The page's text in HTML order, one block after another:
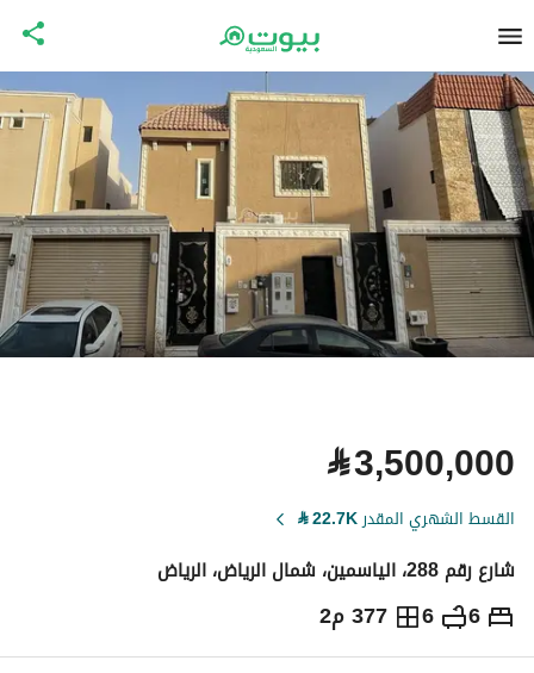
⃁3,500,000
القسط الشهري المقدر22.7K
⃁
شارع رقم 288، الياسمين، شمال الرياض، الرياض
6
6 377 م2 ⃁
3,500,000